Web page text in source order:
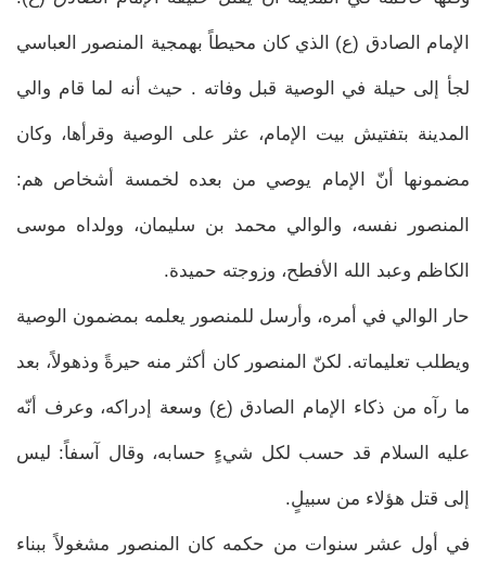
الإمام الصادق (ع) الذي كان محيطاً بهمجية المنصور العباسي
لجأ إلى حيلة في الوصية قبل وفاته . حيث أنه لما قام والي
المدينة بتفتيش بيت الإمام، عثر على الوصية وقرأها، وكان
مضمونها أنّ الإمام يوصي من بعده لخمسة أشخاص هم:
المنصور نفسه، والوالي محمد بن سليمان، وولداه موسى
الكاظم وعبد الله الأفطح، وزوجته حميدة.
حار الوالي في أمره، وأرسل للمنصور يعلمه بمضمون الوصية
ويطلب تعليماته. لكنّ المنصور كان أكثر منه حيرةً وذهولاً، بعد
ما رآه من ذكاء الإمام الصادق (ع) وسعة إدراكه، وعرف أنّه
عليه السلام قد حسب لكل شيءٍ حسابه، وقال آسفاً: ليس
إلى قتل هؤلاء من سبيلٍ.
في أول عشر سنوات من حكمه كان المنصور مشغولاً ببناء